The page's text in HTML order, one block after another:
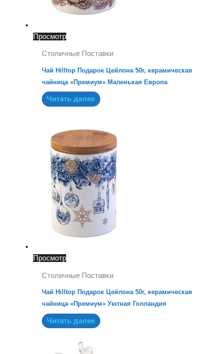
Просмотр
Столичные Поставки
Чай Hilltop Подарок Цейлона 50г, керамическая
чайница «Премиум» Маленькая Европа
Читать далее
Просмотр
Столичные Поставки
Чай Hilltop Подарок Цейлона 50г, керамическая
чайница «Премиум» Уютная Голландия
Читать далее